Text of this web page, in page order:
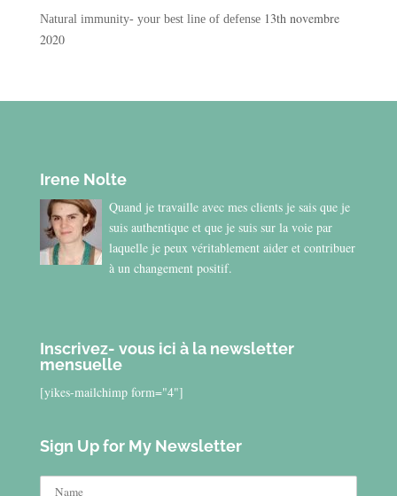
Natural immunity- your best line of defense 13th novembre
2020
Irene Nolte
Quand je travaille avec mes clients je sais que je
suis authentique et que je suis sur la voie par
laquelle je peux véritablement aider et contribuer
à un changement positif.
Inscrivez- vous ici à la newsletter
mensuelle
[yikes-mailchimp form="4"]
Sign Up for My Newsletter